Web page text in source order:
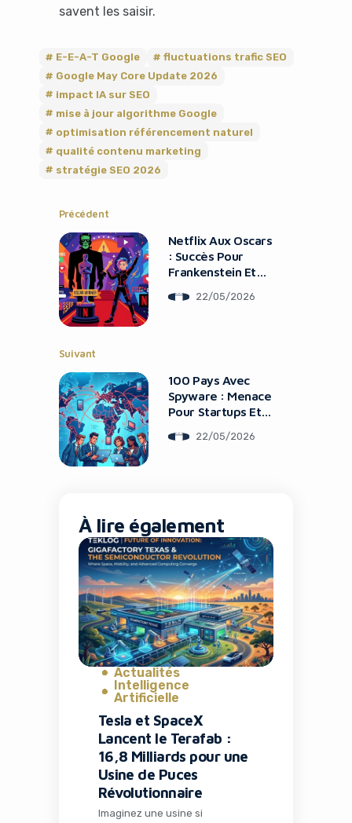
savent les saisir.
E-E-A-T Google
fluctuations trafic SEO
Google May Core Update 2026
impact IA sur SEO
mise à jour algorithme Google
optimisation référencement naturel
qualité contenu marketing
stratégie SEO 2026
Précédent
Netflix Aux Oscars
: Succès Pour
Frankenstein Et
Hunters22/05/2026
Suivant
100 Pays Avec
Spyware : Menace
Pour Startups Et
22/05/2026
À lire également
Actualités
Intelligence
Artificielle
Tesla et SpaceX
Lancent le Terafab :
16,8 Milliards pour une
Usine de Puces
Révolutionnaire
Imaginez une usine si